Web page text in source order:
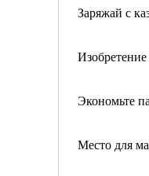
Заряжай с
Экономьте
Место для